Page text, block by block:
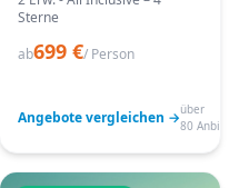
Sterne
ab699 €/ Person
Angebote vergleichen →über
80